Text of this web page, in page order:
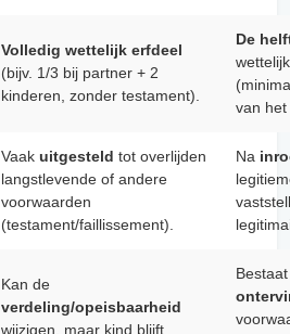
Volledig wettelijk erfdeel
(bijv. 1/3 bij partner + 2
kinderen, zonder testament).
De
van
Vaak uitgesteld tot overlijden
langstlevende of andere
voorwaarden
(testament/faillissement).
Na
Kan de
verdeling/opeisbaarheid
wijzigen, maar kind blijft